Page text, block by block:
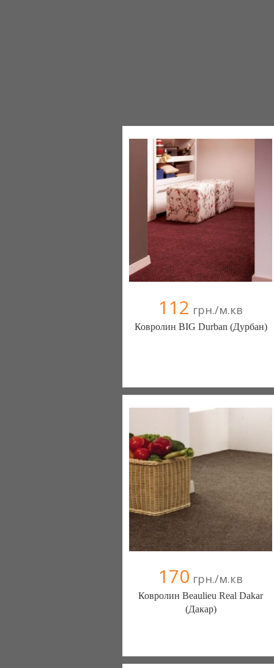
112 грн./м.кв
Ковролин BIG Durban (Дурбан)
10 отзыв(а), 90% положительных
170 грн./м.кв
Ковролин Beaulieu Real Dakar
(Дакар)
10 отзыв(а), 90% положительных